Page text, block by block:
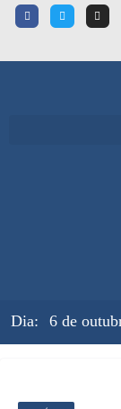
Dia: 6 de